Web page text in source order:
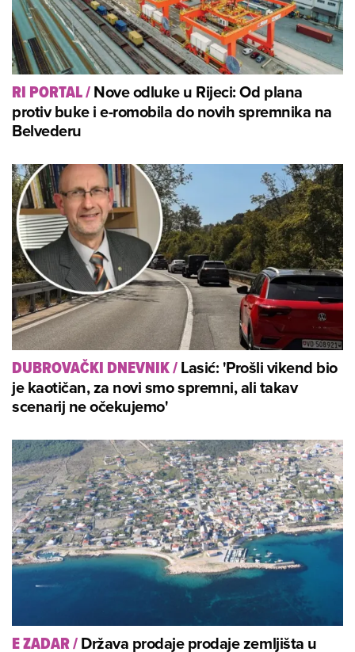
RI PORTAL/Nove odluke u Rijeci: Od plana
protiv buke i e-romobila do novih spremnika na
Belvederu
DUBROVAČKI DNEVNIK/Lasić: 'Prošli vikend bio
je kaotičan, za novi smo spremni, ali takav
scenarij ne očekujemo'
E ZADAR/Država prodaje prodaje zemljišta u